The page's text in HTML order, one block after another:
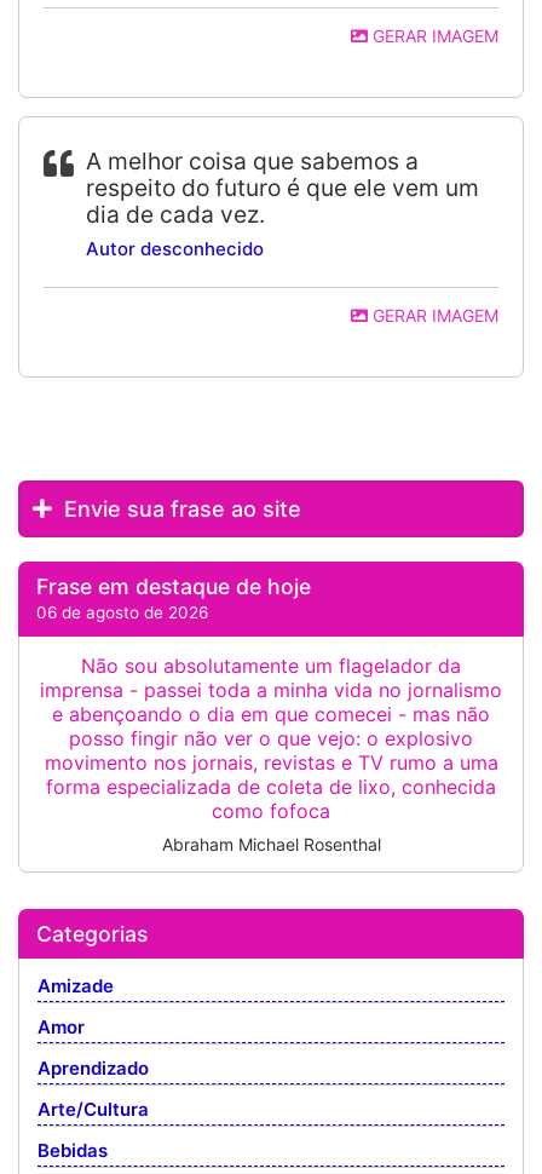
GERAR IMAGEM
A melhor coisa que sabemos a
respeito do futuro é que ele vem um
dia de cada vez.
Autor desconhecido
GERAR IMAGEM
Envie sua frase ao site
Frase em destaque de hoje
06 de agosto de 2026
Não sou absolutamente um flagelador da
imprensa - passei toda a minha vida no jornalismo
e abençoando o dia em que comecei - mas não
posso fingir não ver o que vejo: o explosivo
movimento nos jornais, revistas e TV rumo a uma
forma especializada de coleta de lixo, conhecida
como fofoca
Abraham Michael Rosenthal
Categorias
Amizade
Amor
Aprendizado
Arte/Cultura
Bebidas